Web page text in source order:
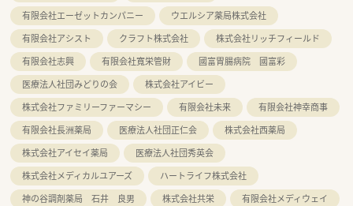
有限会社エーゼットカンパニー
ウエルシア薬局株式会社
有限会社アシスト
クラフト株式会社
株式会社リッチフィールド
有限会社志興
有限会社寬栄管財
國富胃腸病院 國富彩
医療法人社団みどりの会
株式会社アイビー
株式会社ファミリーファーマシー
有限会社未来
有限会社神幸商事
有限会社長洲薬局
医療法人社団正仁会
株式会社西薬局
株式会社アイセイ薬局
医療法人社団秀英会
株式会社メディカルユアーズ
ハートライフ株式会社
神の谷調剤薬局 石井 良男
株式会社共栄
有限会社メディウェイ